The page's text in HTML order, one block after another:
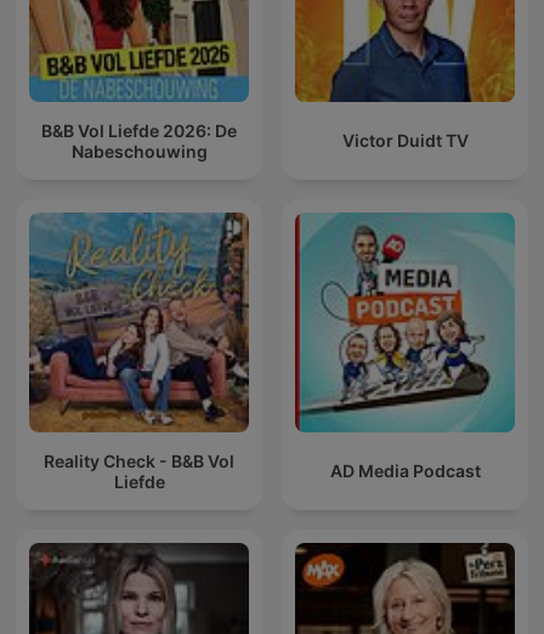
B&B Vol Liefde 2026: De
Nabeschouwing
Victor Duidt TV
Reality Check - B&B Vol
Liefde
AD Media Podcast